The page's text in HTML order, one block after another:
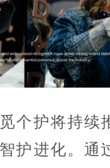
护将持续
护进化。通